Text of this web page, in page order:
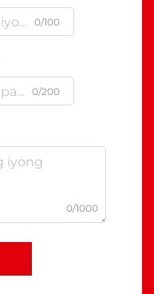
0/100
0/200
0/1000